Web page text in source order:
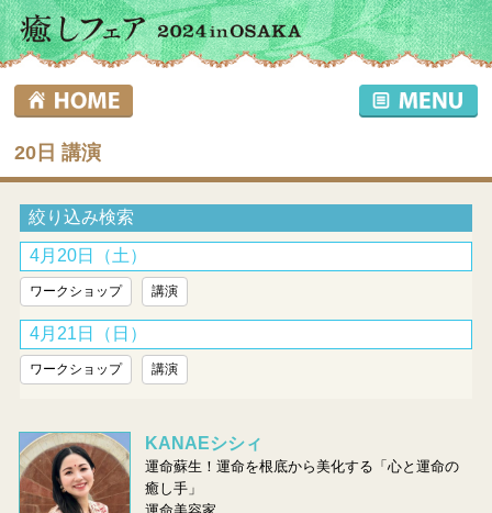
20日 講演
絞り込み検索
4月20日（土）
ワークショップ 講演
4月21日（日）
ワークショップ 講演
KANAEシシィ
運命蘇生！運命を根底から美化する「心と運命の
癒し手」